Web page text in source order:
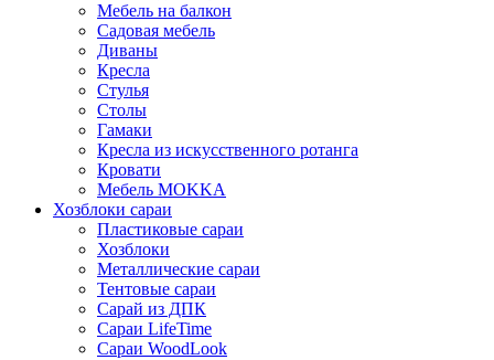
Мебель на балкон
Садовая мебель
Диваны
Кресла
Стулья
Столы
Гамаки
Кресла из искусственного ротанга
Кровати
Мебель MOKKA
Хозблоки сараи
Пластиковые сараи
Хозблоки
Металлические сараи
Тентовые сараи
Сарай из ДПК
Cараи LifeTime
Cараи WoodLook